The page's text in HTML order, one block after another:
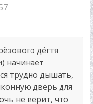
дёгтя
начинает
трудно дышать,
дверь для
не верит, что